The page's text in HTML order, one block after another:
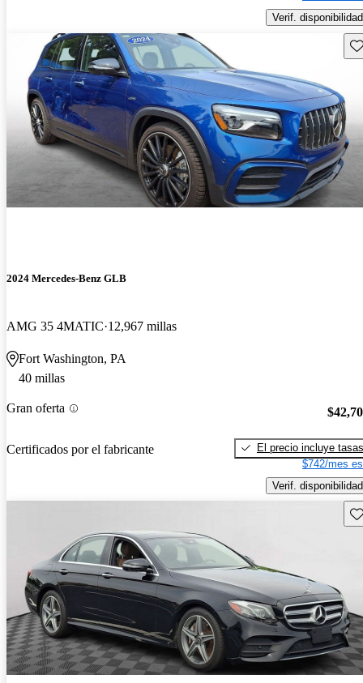
Verif. disponibilidad
2024 Mercedes-Benz GLB
AMG 35 4MATIC 12,967 millas
Fort Washington, PA
40 millas
Gran oferta
Certificados por el fabricante
El precio incluye tasas
$742/mes
Verif. disponibilidad